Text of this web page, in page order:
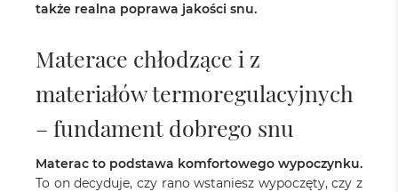
także realna poprawa jakości snu.
Materace chłodzące i z
materiałów termoregulacyjnych
– fundament dobrego snu
Materac to podstawa komfortowego wypoczynku.
To on decyduje, czy rano wstaniesz wypoczęty, czy z